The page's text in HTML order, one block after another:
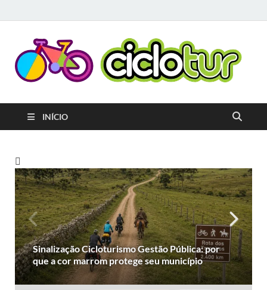
ao
INÍCIO
Sinalização Cicloturismo Gestão Pública: por
que a cor marrom protege seu município